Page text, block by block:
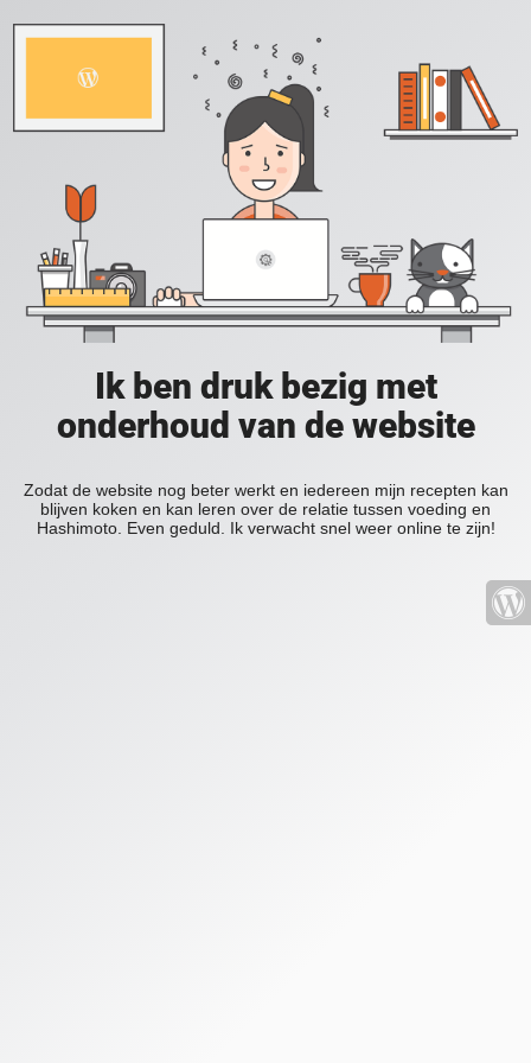
Ik ben druk bezig met
onderhoud van de website
Zodat de website nog beter werkt en iedereen mijn recepten kan
blijven koken en kan leren over de relatie tussen voeding en
Hashimoto. Even geduld. Ik verwacht snel weer online te zijn!